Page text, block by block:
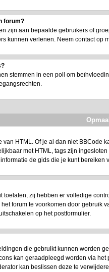
forum?
zijn aan bepaalde gebruikers of
kunnen verlenen. Neem contact op
stemmen in een poll om
van HTML. Of je al dan niet
met HTML, tags zijn
de gids die je kunt bereiken
toelaten, zij hebben er volledige
forum te voorkomen door gebruik
op het postformulier.
die gebruikt kunnen worden
kan geraadpleegd worden via
kan beslissen deze te